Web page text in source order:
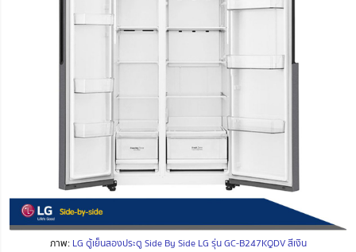
ภาพ: LG ตู้เย็นสองประตู Side By Side LG รุ่น GC-B247KQDV สีเงิน